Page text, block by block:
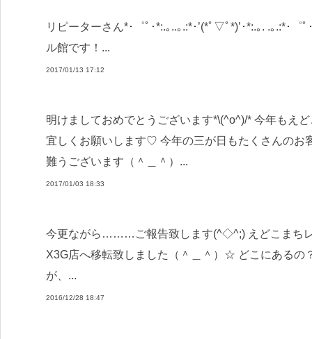
リピーターさん*･゜ﾟ･*:.｡..｡.:*･’(*ﾟ▽ﾟ*)’･*:.｡. .｡.:*･
ル館です！...
2017/01/13 17:12
明けましておめでとうございます*\(^o^)/* 今年もえ
宜しくお願いします♡ 今年の三が日もたくさんのお
難うございます（＾＿＾）...
2017/01/03 18:33
今更ながら………ご報告致します(^◇^;) えどこまち
X3G店へ移転致しました（＾＿＾）☆ どこにあるの
が、...
2016/12/28 18:47